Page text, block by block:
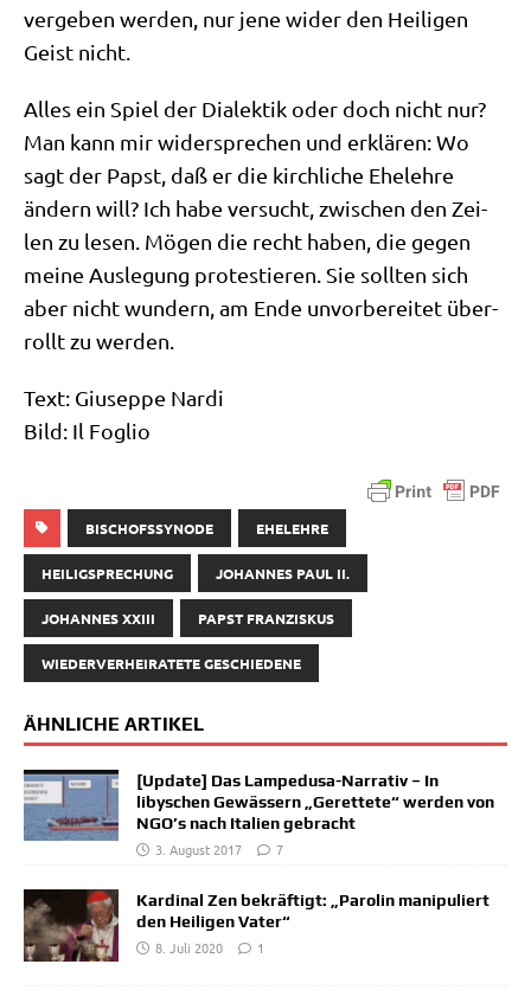
ver­ge­ben wer­den, nur jene wider den Hei­li­gen
Geist nicht.
Alles ein Spiel der Dia­lek­tik oder doch nicht nur?
Man kann mir wider­spre­chen und erklä­ren: Wo
sagt der Papst, daß er die kirch­li­che Ehe­leh­re
ändern will? Ich habe ver­sucht, zwi­schen den Zei­
len zu lesen. Mögen die recht haben, die gegen
mei­ne Aus­le­gung pro­te­stie­ren. Sie soll­ten sich
aber nicht wun­dern, am Ende unvor­be­rei­tet über­
rollt zu werden.
Text: Giu­sep­pe Nardi
Bild: Il Foglio
BISCHOFSSYNODE EHELEHRE
HEILIGSPRECHUNG JOHANNES PAUL II.
JOHANNES XXIII PAPST FRANZISKUS
WIEDERVERHEIRATETE GESCHIEDENE
ÄHNLICHE ARTIKEL
[Update] Das Lampedusa-Narrativ – In
libyschen Gewässern „Gerettete“ werden von
NGO’s nach Italien gebracht
3. August 2017
7
Kardinal Zen bekräftigt: „Parolin manipuliert
den Heiligen Vater“
8. Juli 2020
1